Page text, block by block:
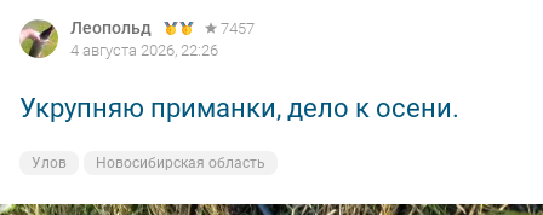
Леопольд
7457
4 августа 2026, 22:26
Укрупняю приманки, дело к осени.
Улов Новосибирская область